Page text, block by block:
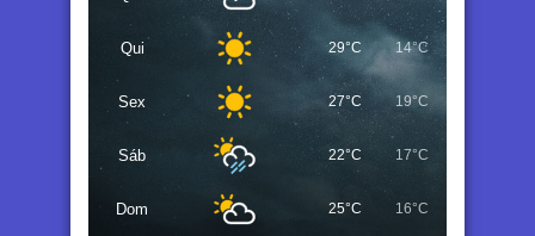
Qui 29°C 14°C
Sex 27°C 19°C
Sáb 22°C 17°C
Dom 25°C 16°C